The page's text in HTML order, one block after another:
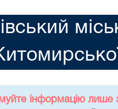
інформацію лише